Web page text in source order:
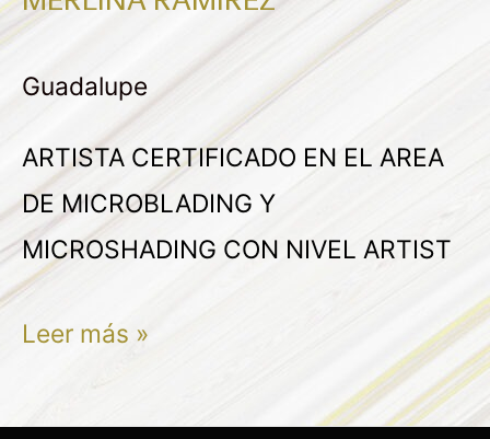
Guadalupe
ARTISTA CERTIFICADO EN EL AREA
DE MICROBLADING Y
MICROSHADING CON NIVEL ARTIST
Leer más »